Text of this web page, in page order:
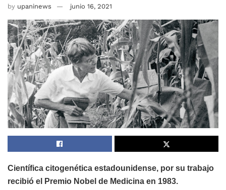
by upaninews junio 16, 2021
Científica citogenética estadounidense, por su trabajo
recibió el Premio Nobel de Medicina en 1983.